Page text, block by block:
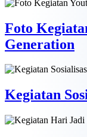
Foto
Generation
Kegiatan